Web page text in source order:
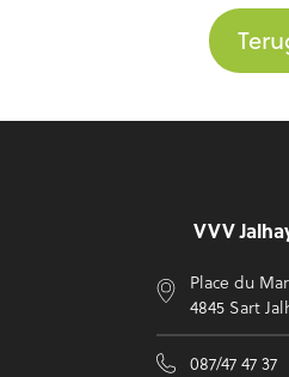
VVV
Place du
4845 Sart
087/47 47 37